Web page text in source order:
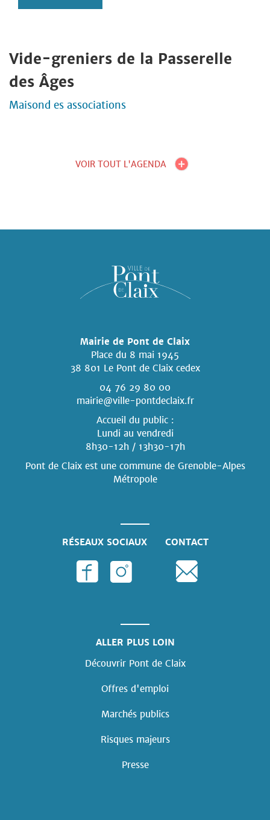
Vide-greniers de la Passerelle
des Âges
Maisond es associations
VOIR TOUT L'AGENDA
Mairie de Pont de Claix
Place du 8 mai 1945
38 801 Le Pont de Claix cedex
04 76 29 80 00
mairie@ville-pontdeclaix.fr
Accueil du public :
Lundi au vendredi
8h30-12h / 13h30-17h
Pont de Claix est une commune de Grenoble-Alpes
Métropole
RÉSEAUX SOCIAUX CONTACT
ALLER PLUS LOIN
Découvrir Pont de Claix
Offres d'emploi
Marchés publics
Risques majeurs
Presse